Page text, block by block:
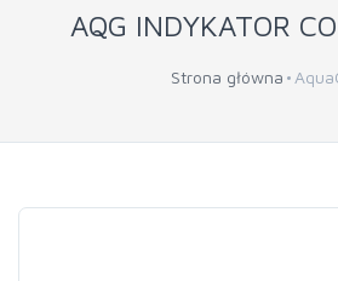
AQG INDYKATOR
Strona główna